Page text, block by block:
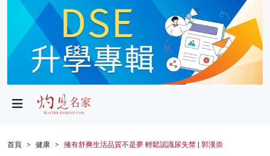
政局
財經
首頁 健康 擁有舒爽生活品質不是夢 輕鬆認識尿失禁 | 郭漢崇